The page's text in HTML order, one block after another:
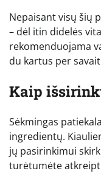
Nepaisant visų šių
– dėl itin didelės
rekomenduojama
du kartus per
Kaip
Sėkmingas
ingredientų.
jų pasirinkimui
turėtumėte